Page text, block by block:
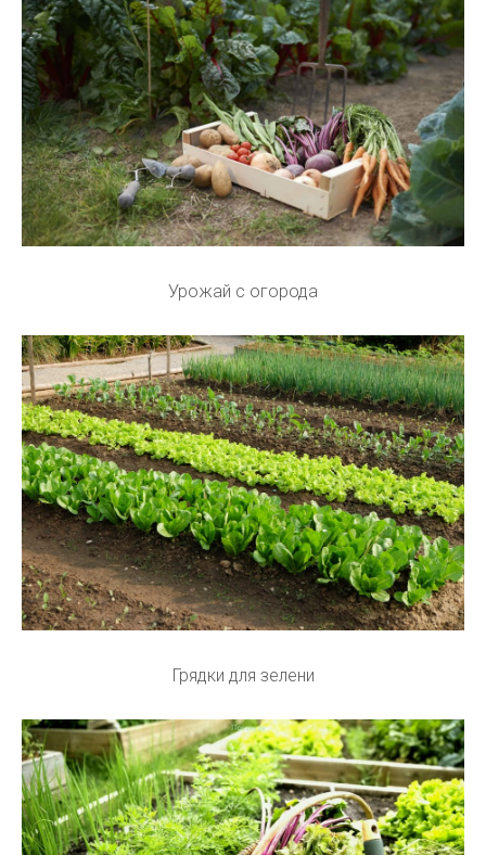
Урожай с огорода
Грядки для зелени